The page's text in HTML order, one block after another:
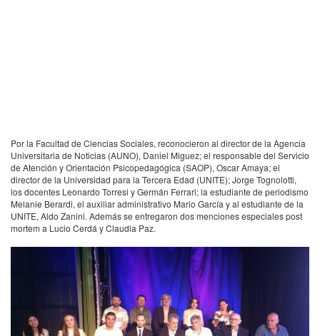
Por la Facultad de Ciencias Sociales, reconocieron al director de la Agencia
Universitaria de Noticias (AUNO), Daniel Miguez; el responsable del Servicio
de Atención y Orientación Psicopedagógica (SAOP), Oscar Amaya; el
director de la Universidad para la Tercera Edad (UNITE); Jorge Tognolotti,
los docentes Leonardo Torresi y Germán Ferrari; la estudiante de periodismo
Melanie Berardi, el auxiliar administrativo Mario García y al estudiante de la
UNITE, Aldo Zanini. Además se entregaron dos menciones especiales post
mortem a Lucio Cerdá y Claudia Paz.